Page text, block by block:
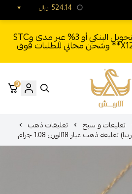
خصم يصل إلى 7.5% بالتحويل البنكي أو 3% عبر مدى وSTC
Pay + خصم بكود **X123** وشحن مجاني للطلبات فوق
الأربش للذهب
0
تعليقات و سبح تعليقات ذهب
ذهب عيار 18الوزن 1.08 جرام
ريال 524.14